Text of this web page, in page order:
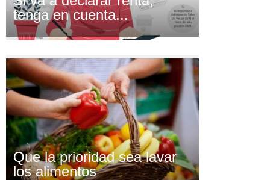
tenga en cuenta...
Que la prioridad sea lavar
los alimentos